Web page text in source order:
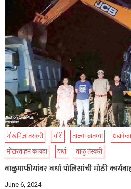
गौखनिज तस्करी चोरी ताज्या बातम्या
मोटारवाहन कायदा
वर्धा वाळु तस्करी
वाळुमाफीयांवर वर्धा पोलिसांची मोठी
June 6, 2024